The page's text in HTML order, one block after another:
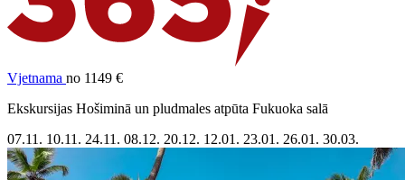
Vjetnama no 1149 €
Ekskursijas Hošiminā un pludmales atpūta Fukuoka salā
07.11. 10.11. 24.11. 08.12. 20.12. 12.01. 23.01. 26.01. 30.03.